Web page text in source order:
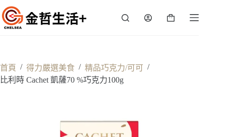
跳
至
主
容
購
首頁 / 得力嚴選美食 / 精品巧克力/可可 /
比利時 Cachet 凱薩70 %巧克力100g